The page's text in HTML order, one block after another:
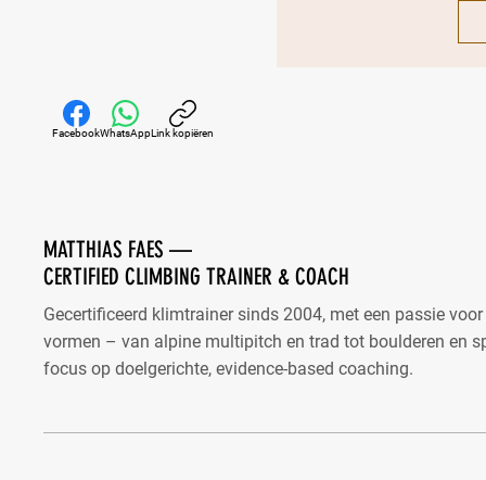
FacebookWhatsAppLink kopiëren
MATTHIAS FAES —
CERTIFIED CLIMBING TRAINER & COACH
Gecertificeerd klimtrainer sinds 2004, met een passie
vormen – van alpine multipitch en trad tot boulderen en
focus op doelgerichte, evidence-based coaching.